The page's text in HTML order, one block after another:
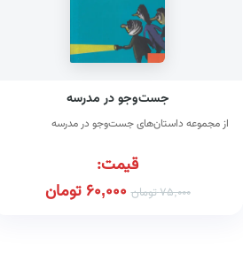
جست‌وجو در مدرسه
از مجموعه داستان‌های جست‌وجو در مدرسه
قیمت:
75,000تومان 60,000 تومان